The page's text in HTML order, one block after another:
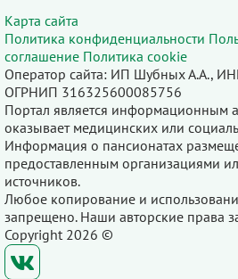
Карта сайта
Политика конфиденциальности
соглашение Политика cookie
Оператор сайта: ИП Шубных А.А.,
ОГРНИП 316325600085756
Портал является информационным
оказывает медицинских или
Информация о пансионатах
предоставленным организациями
источников.
Любое копирование и
запрещено. Наши авторские права
Copyright 2026 ©